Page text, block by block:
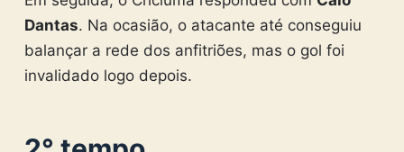
Dantas. Na ocasião, o atacante até conseguiu
balançar a rede dos anfitriões, mas o gol foi
invalidado logo depois.